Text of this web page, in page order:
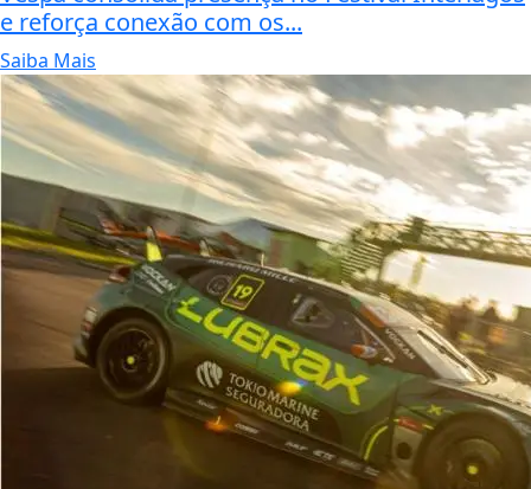
e reforça conexão com os...
Saiba Mais